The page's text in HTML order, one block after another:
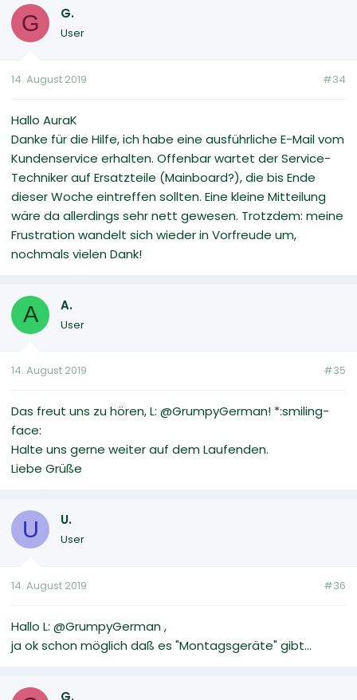
G G.
User
14. August 2019 #34
Hallo AuraK
Danke für die Hilfe, ich habe eine ausführliche E-Mail vom
Kundenservice erhalten. Offenbar wartet der Service-
Techniker auf Ersatzteile (Mainboard?), die bis Ende
dieser Woche eintreffen sollten. Eine kleine Mitteilung
wäre da allerdings sehr nett gewesen. Trotzdem: meine
Frustration wandelt sich wieder in Vorfreude um,
nochmals vielen Dank!
A A.
User
14. August 2019 #35
Das freut uns zu hören, L: @GrumpyGerman! *:smiling-
face:
Halte uns gerne weiter auf dem Laufenden.
Liebe Grüße
U U.
User
14. August 2019 #36
Hallo L: @GrumpyGerman ,
ja ok schon möglich daß es "Montagsgeräte" gibt...
G.